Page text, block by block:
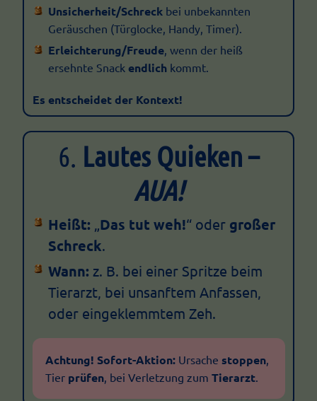
Unsicherheit/Schreckbei unbekannten
Geräuschen (Türglocke, Handy, Timer).
Erleichterung/Freude, wenn der heiß
ersehnte Snack endlichkommt.
Es entscheidet der Kontext!
6. Lautes Quieken –
AUA!
Heißt: „Das tut weh!“ oder großer
Schreck.
Wann: z. B. bei einer Spritze beim
Tierarzt, bei unsanftem Anfassen,
oder eingeklemmtem Zeh.
Achtung! Sofort-Aktion:Ursache stoppen,
Tier prüfen, bei Verletzung zum Tierarzt.